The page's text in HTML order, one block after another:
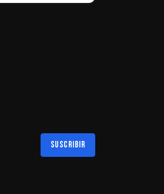
Suscribir